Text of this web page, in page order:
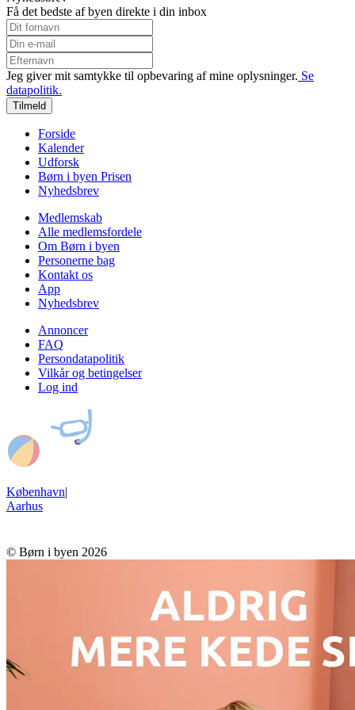
Få det bedste af byen direkte i din inbox
Jeg giver mit samtykke til opbevaring af mine oplysninger. Se
datapolitik.
Tilmeld
Forside
Kalender
Udforsk
Børn i byen Prisen
Nyhedsbrev
Medlemskab
Alle medlemsfordele
Om Børn i byen
Personerne bag
Kontakt os
App
Nyhedsbrev
Annoncer
FAQ
Persondatapolitik
Vilkår og betingelser
Log ind
København|
Aarhus
© Børn i byen 2026